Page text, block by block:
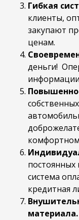
Гибкая
клиенты,
закупают
ценам.
деньги!
постоянных
система
кредитная
материала.